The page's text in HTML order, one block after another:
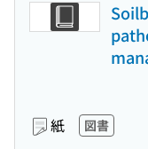
紙 図書